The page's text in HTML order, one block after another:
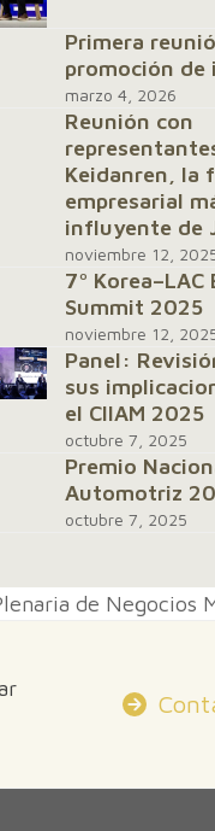
Primera
promoción de
marzo 4, 2026
Reunión con
Keidanren, la
empresarial
influyente de
noviembre 12,
7º Korea–LAC
Summit 2025
noviembre 12,
Panel:
sus
el CIIAM 2025
octubre 7, 2025
Premio
Automotriz
octubre 7, 2025
de Negocios